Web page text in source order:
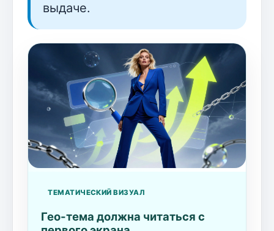
выдаче.
ТЕМАТИЧЕСКИЙ ВИЗУАЛ
Гео-тема должна читаться с